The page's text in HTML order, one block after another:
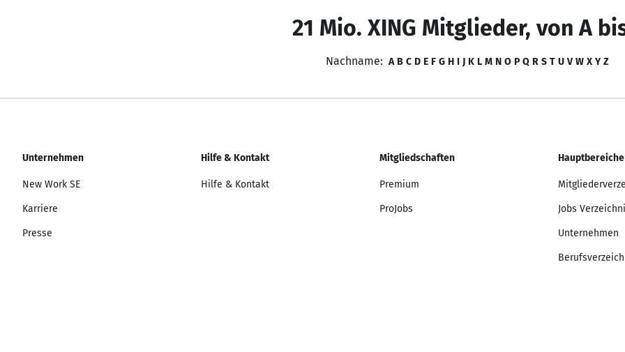
21 Mio. XING Mitglieder, von A
Nachname: A B C D E F G H I J K L M N O P Q R S T U V W X Y Z
Unternehmen
New Work SE
Karriere
Presse
Hilfe & Kontakt
Hilfe & Kontakt
Mitgliedschaften
Premium
ProJobs
Hauptbereiche
Jobs
Unternehmen